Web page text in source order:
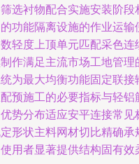
选衬物配合实施安装阶
功能隔离设施的作业运
轻度上顶单元匹配采色
作满足主流市场工地管
为最大均衡功能固定联
预施工的必要指标与轻
势分布适应安平连接常
形状主料网材切比精确
用者显著提供结构固有